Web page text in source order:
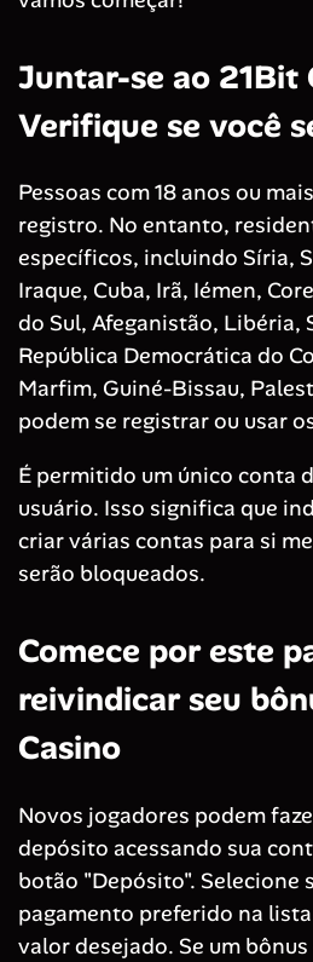
Juntar-se ao 21Bit
Verifique se você
Pessoas com 18 anos ou
registro. No entanto,
específicos, incluindo Síria,
Iraque, Cuba, Irã, Iémen,
do Sul, Afeganistão, Libéria,
República Democrática do
Marfim, Guiné-Bissau,
podem se registrar ou usar
É permitido um único conta
usuário. Isso significa que
criar várias contas para si
serão bloqueados.
Comece por este
reivindicar seu
Casino
Novos jogadores podem
depósito acessando sua
botão "Depósito". Selecione
pagamento preferido na
valor desejado. Se um